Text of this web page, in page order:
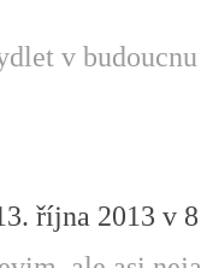
v
října 2013 v